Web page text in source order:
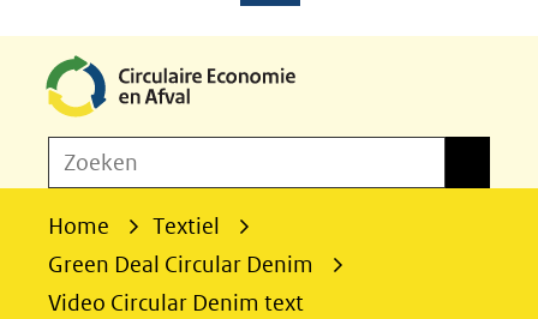
worden
toegestaan
geweigerd.
o
Zoeken
Home
Textiel
Green Deal Circular Denim
Video Circular Denim text